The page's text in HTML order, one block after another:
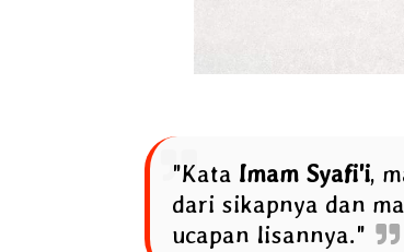
"Kata Imam Syafi'i,
dari sikapnya dan
ucapan lisannya."